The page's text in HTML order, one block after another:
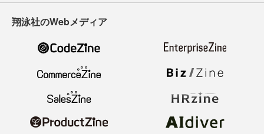
翔泳社のWebメディア